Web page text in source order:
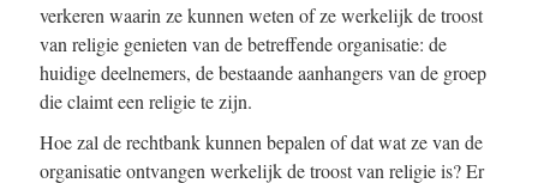
verkeren waarin ze kunnen weten of ze werkelijk de troost
van religie genieten van de betreffende organisatie: de
huidige deelnemers, de bestaande aanhangers van de groep
die claimt een religie te zijn.
Hoe zal de rechtbank kunnen bepalen of dat wat ze van de
organisatie ontvangen werkelijk de troost van religie is? Er